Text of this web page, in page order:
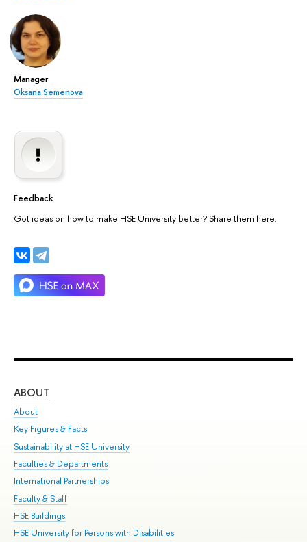
Manager
Oksana Semenova
Feedback
Got ideas on how to make HSE University better? Share them here.
ABOUT
About
Key Figures & Facts
Sustainability at HSE University
Faculties & Departments
International Partnerships
Faculty & Staff
HSE Buildings
HSE University for Persons with Disabilities